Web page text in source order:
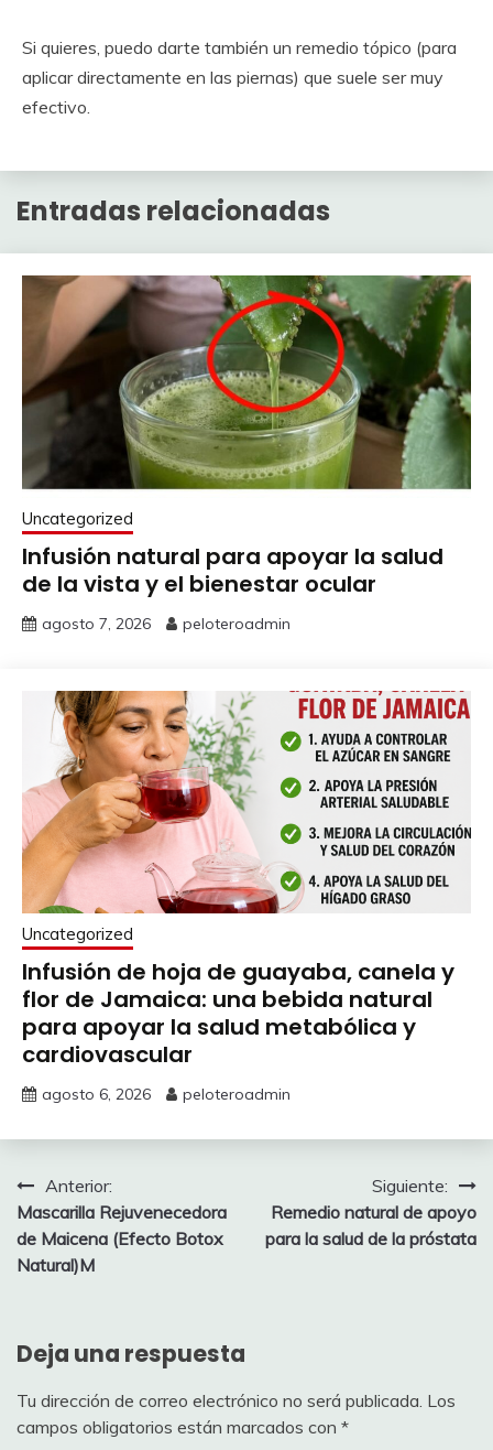
Si quieres, puedo darte también un remedio tópico (para
aplicar directamente en las piernas) que suele ser muy
efectivo.
Entradas relacionadas
Uncategorized
Infusión natural para apoyar la salud
de la vista y el bienestar ocular
agosto 7, 2026 peloteroadmin
Uncategorized
Infusión de hoja de guayaba, canela y
flor de Jamaica: una bebida natural
para apoyar la salud metabólica y
cardiovascular
agosto 6, 2026 peloteroadmin
Navegación
de
entradas
Anterior:
Mascarilla Rejuvenecedora
de Maicena (Efecto Botox
Natural)M
Siguiente:
Remedio natural de apoyo
para la salud de la próstata
Deja una respuesta
Tu dirección de correo electrónico no será publicada. Los
campos obligatorios están marcados con *